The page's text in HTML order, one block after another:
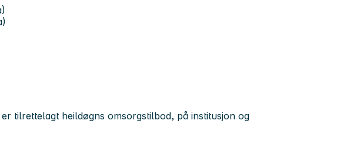
er tilrettelagt heildøgns omsorgstilbod, på institusjon og